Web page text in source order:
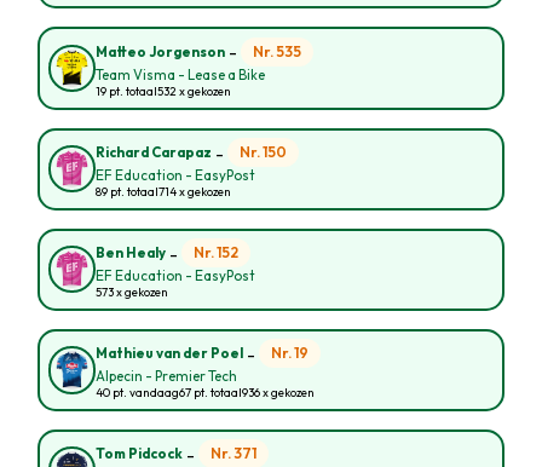
Matteo Jorgenson - Nr. 535
Team Visma - Lease a Bike
19 pt. totaal532 x gekozen
Richard Carapaz - Nr. 150
EF Education - EasyPost
89 pt. totaal714 x gekozen
Ben Healy - Nr. 152
EF Education - EasyPost
573 x gekozen
Mathieu van der Poel - Nr. 19
Alpecin - Premier Tech
40 pt. vandaag67 pt. totaal936 x gekozen
Tom Pidcock - Nr. 371